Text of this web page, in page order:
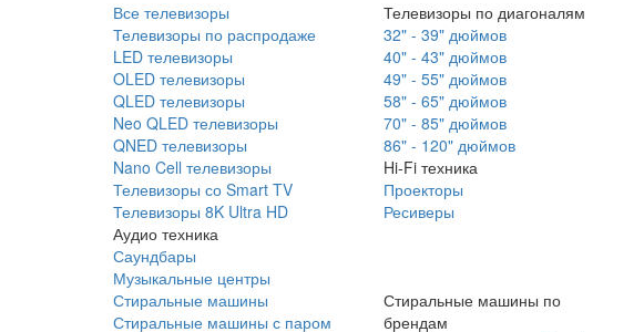
Все телевизоры
Телевизоры по распродаже
LED телевизоры
OLED телевизоры
QLED телевизоры
Neo QLED телевизоры
QNED телевизоры
Nano Cell телевизоры
Телевизоры со Smart TV
Телевизоры 8K Ultra HD
Аудио техника
Саундбары
Музыкальные центры
Телевизоры по диагоналям
32" - 39" дюймов
40" - 43" дюймов
49" - 55" дюймов
58" - 65" дюймов
70" - 85" дюймов
86" - 120" дюймов
Hi-Fi техника
Проекторы
Ресиверы
Стиральные машины
Стиральные машины с паром
Стиральные машины по
брендам